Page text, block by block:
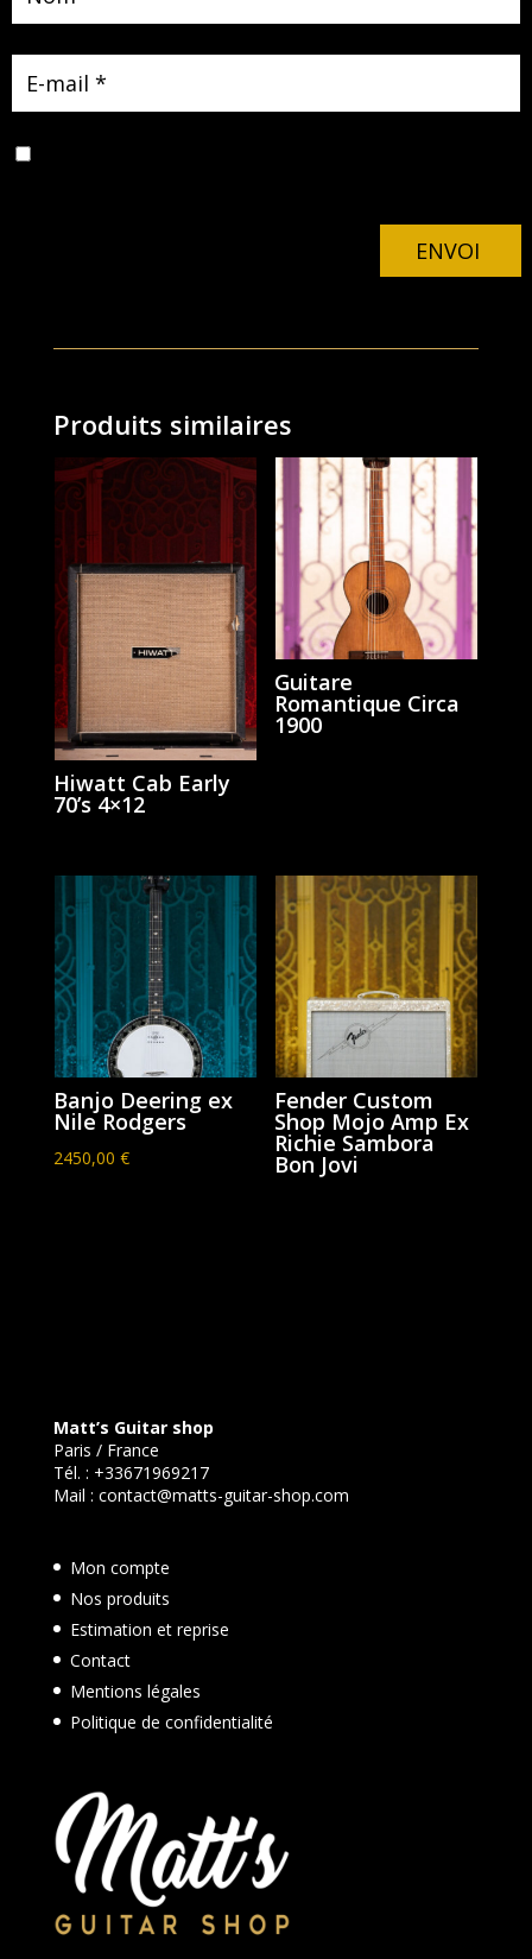
ENVOI
Produits similaires
Hiwatt Cab Early
70’s 4×12
Guitare
Romantique Circa
1900
Banjo Deering ex
Nile Rodgers
2450,00 €
Fender Custom
Shop Mojo Amp Ex
Richie Sambora
Bon Jovi
Matt’s Guitar shop
Paris / France
Tél. : +33671969217
Mail : contact@matts-guitar-shop.com
Mon compte
Nos produits
Estimation et reprise
Contact
Mentions légales
Politique de confidentialité